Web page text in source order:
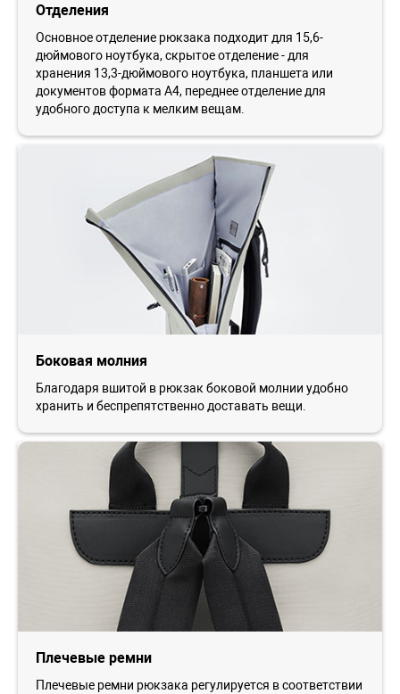
Отделения
Основное отделение рюкзака подходит для 15,6-
дюймового ноутбука, скрытое отделение - для
хранения 13,3-дюймового ноутбука, планшета или
документов формата A4, переднее отделение для
удобного доступа к мелким вещам.
Боковая молния
Благодаря вшитой в рюкзак боковой молнии удобно
хранить и беспрепятственно доставать вещи.
Плечевые ремни
Плечевые ремни рюкзака регулируется в соответствии